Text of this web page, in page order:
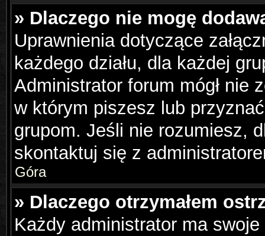
» Dlaczego nie mogę
Uprawnienia dotyczące
każdego działu, dla każdej
Administrator forum mógł nie
w którym piszesz lub
grupom. Jeśli nie rozumiesz,
skontaktuj się z
Góra
» Dlaczego otrzymałem
Każdy administrator ma